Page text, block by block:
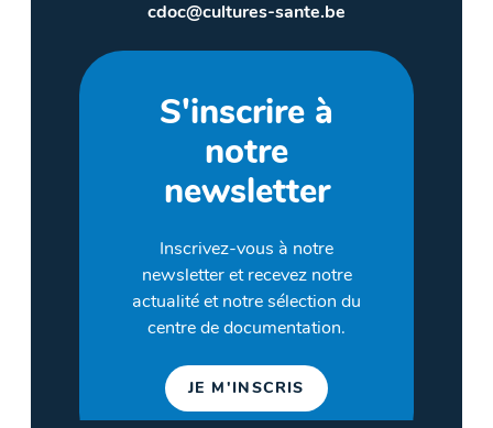
cdoc@cultures-sante.be
S'inscrire à
notre
newsletter
Inscrivez-vous à notre
newsletter et recevez notre
actualité et notre sélection du
centre de documentation.
JE M'INSCRIS